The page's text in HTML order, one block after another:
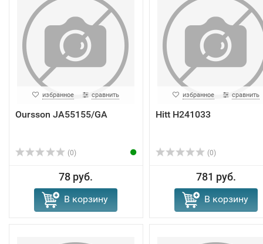
избранное сравнить
Oursson JA55155/GA
(0)
78 руб.
В корзину
избранное сравнить
Hitt H241033
(0)
781 руб.
В корзину